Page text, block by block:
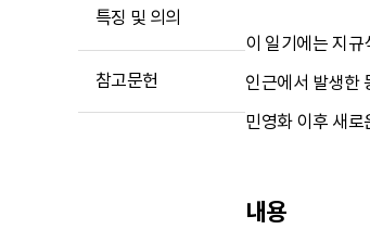
특징 및 의의
참고문헌
이 일기에는 지
인근에서 발생한
민영화 이후 새
내용